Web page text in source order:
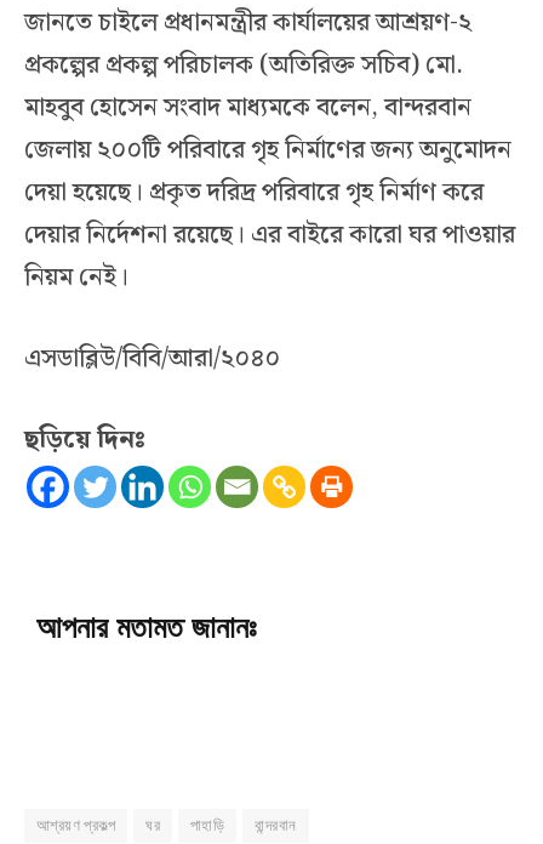
জানতে চাইলে প্রধানমন্ত্রীর কার্যালয়ের আশ্রয়ণ-২
প্রকল্পের প্রকল্প পরিচালক (অতিরিক্ত সচিব) মো.
মাহবুব হোসেন সংবাদ মাধ্যমকে বলেন, বান্দরবান
জেলায় ২০০টি পরিবারে গৃহ নির্মাণের জন্য অনুমোদন
দেয়া হয়েছে। প্রকৃত দরিদ্র পরিবারে গৃহ নির্মাণ করে
দেয়ার নির্দেশনা রয়েছে। এর বাইরে কারো ঘর পাওয়ার
নিয়ম নেই।
এসডাব্লিউ/বিবি/আরা/২০৪০
ছড়িয়ে দিনঃ
আপনার মতামত জানানঃ
আশ্রয়ণ প্রকল্প ঘর পাহাড়ি বান্দরবান